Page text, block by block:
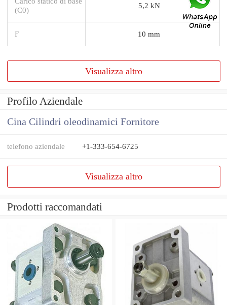
(C0)
5,2 kN
F 10 mm
Visualizza altro
Profilo Aziendale
Cina Cilindri oleodinamici Fornitore
telefono aziendale +1-333-654-6725
Visualizza altro
Prodotti raccomandati